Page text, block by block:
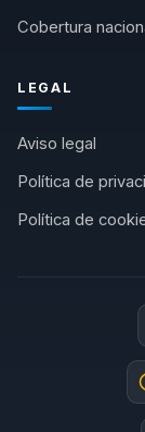
Cobertura
LEGAL
Aviso legal
Política de
Política de